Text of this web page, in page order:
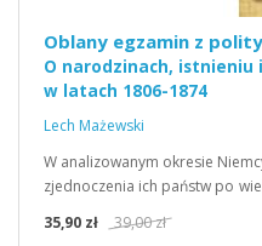
Oblany egzamin z
O narodzinach,
w latach 1806-1874
Lech Mażewski
W analizowanym okresie
zjednoczenia ich państw po
35,90 zł
39,00 zł